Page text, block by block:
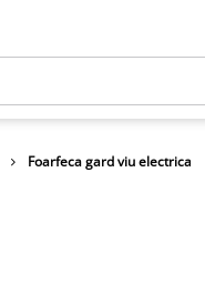
Foarfeca gard viu electrica